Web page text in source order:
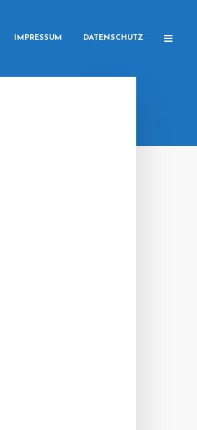
IMPRESSUM DATENSCHUTZ